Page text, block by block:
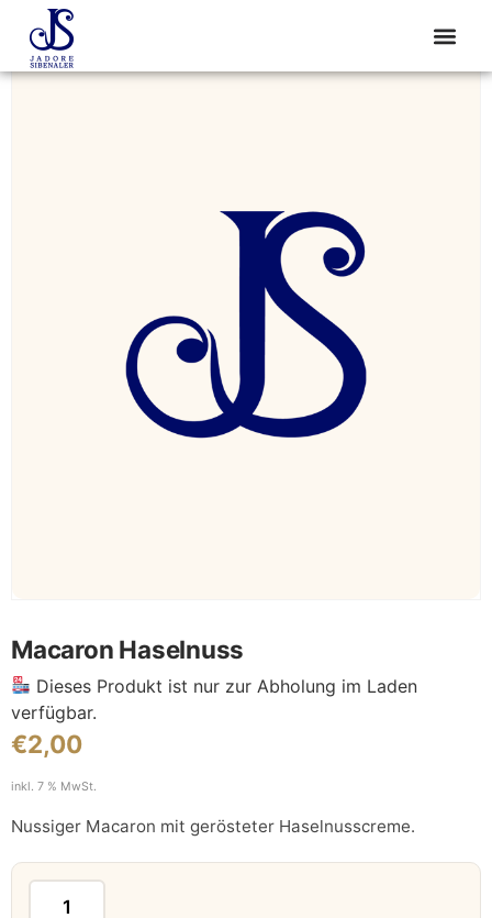
/Tägliches Angebot
Macaron Haselnuss
Dieses Produkt ist nur zur Abholung im Laden
verfügbar.
€2,00
inkl. 7 % MwSt.
Nussiger Macaron mit gerösteter Haselnusscreme.